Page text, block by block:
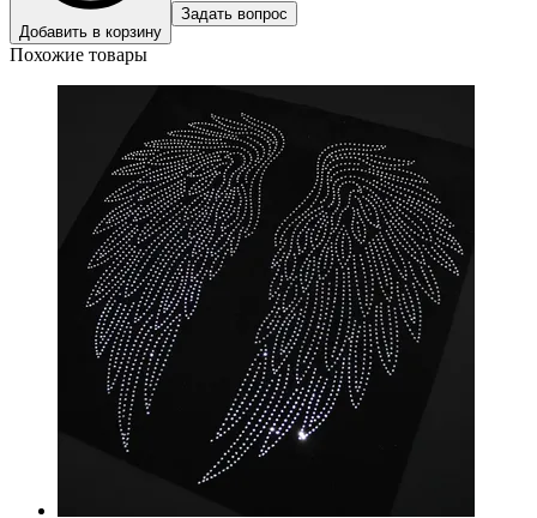
Добавить в корзину
Задать вопрос
Похожие товары